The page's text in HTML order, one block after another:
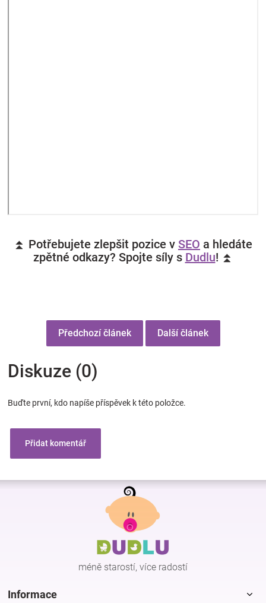
⏫ Potřebujete zlepšit pozice v SEO a hledáte
zpětné odkazy? Spojte síly s Dudlu! ⏫
Předchozí článek Další článek
Diskuze (0)
Buďte první, kdo napíše příspěvek k této položce.
Přidat komentář
Z
méně starostí, více radostí
Informace